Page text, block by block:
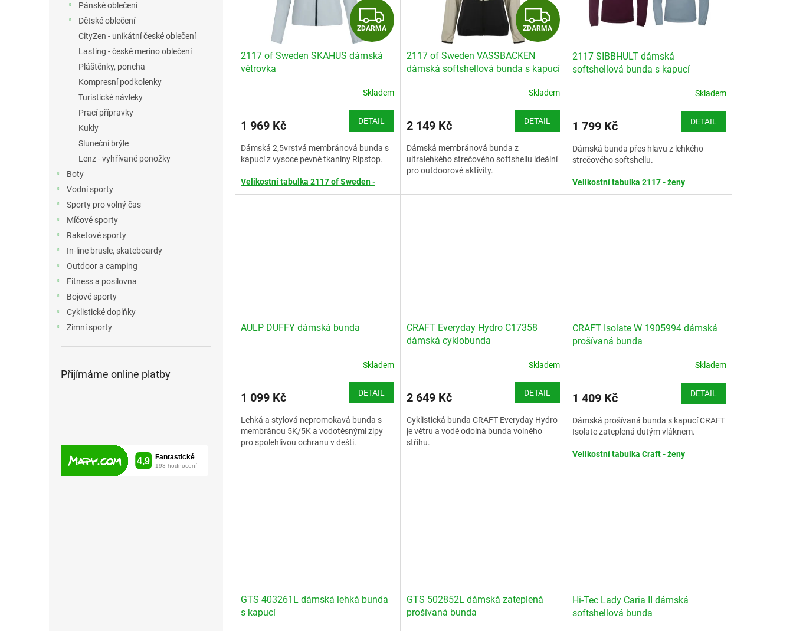
Pánské oblečení
Dětské oblečení
CityZen - unikátní české oblečení
Lasting - české merino oblečení
Pláštěnky, poncha
Kompresní podkolenky
Turistické návleky
Prací přípravky
Kukly
Sluneční brýle
Lenz - vyhřívané ponožky
Boty
Vodní sporty
Sporty pro volný čas
Míčové sporty
Raketové sporty
In-line brusle, skateboardy
Outdoor a camping
Fitness a posilovna
Bojové sporty
Cyklistické doplňky
Zimní sporty
Přijímáme online platby
Z
D
R
M
A
ZDARMA
2117 of Sweden SKAHUS dámská
větrovka
Skladem
1 969 Kč DETAIL
Dámská 2,5vrstvá membránová bunda s
kapucí z vysoce pevné tkaniny Ripstop.
Velikostní tabulka 2117 of Sweden -
ženy
Z
D
A
R
M
A
ZDARMA
2117 of Sweden VASSBACKEN
dámská softshellová bunda s kapucí
Skladem
2 149 Kč DETAIL
Dámská membránová bunda z
ultralehkého strečového softshellu ideální
pro outdoorové aktivity.
Velikostní tabulka 2117 of Sweden -
2117 SIBBHULT dámská
softshellová bunda s kapucí
Skladem
1 799 Kč DETAIL
Dámská bunda přes hlavu z lehkého
strečového softshellu.
Velikostní tabulka 2117 - ženy
AULP DUFFY dámská bunda
Skladem
1 099 Kč DETAIL
Lehká a stylová nepromokavá bunda s
membránou 5K/5K a vodotěsnými zipy
pro spolehlivou ochranu v dešti.
Velikostní tabulka Aulp
CRAFT Everyday Hydro C17358
dámská cyklobunda
Skladem
2 649 Kč DETAIL
Cyklistická bunda CRAFT Everyday Hydro
je větru a vodě odolná bunda volného
střihu.
Velikostní tabulka Craft - ženy
CRAFT Isolate W 1905994 dámská
prošívaná bunda
Skladem
1 409 Kč DETAIL
Dámská prošívaná bunda s kapucí CRAFT
Isolate zateplená dutým vláknem.
Velikostní tabulka Craft - ženy
GTS 403261L dámská lehká bunda
s kapucí
GTS 502852L dámská zateplená
prošívaná bunda
Hi-Tec Lady Caria II dámská
softshellová bunda